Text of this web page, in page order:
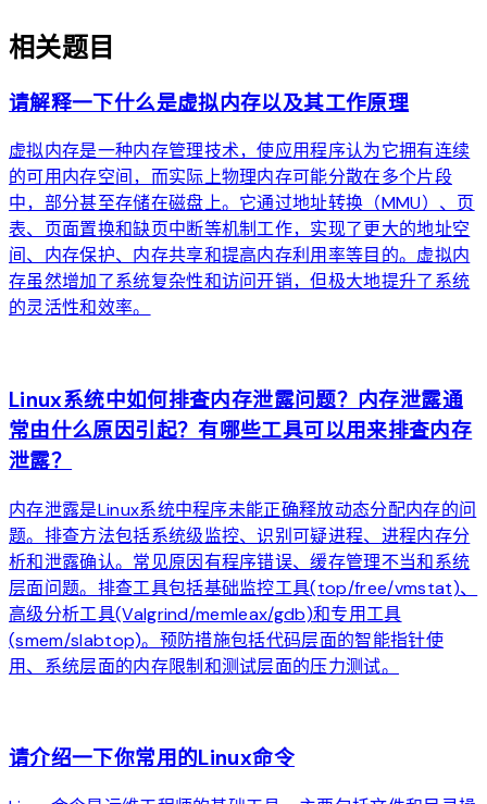
相关题目
请解释一下什么是虚拟内存以及其工作原理
虚拟内存是一种内存管理技术，使应用程序认为它拥有连续
的可用内存空间，而实际上物理内存可能分散在多个片段
中，部分甚至存储在磁盘上。它通过地址转换（MMU）、页
表、页面置换和缺页中断等机制工作，实现了更大的地址空
间、内存保护、内存共享和提高内存利用率等目的。虚拟内
存虽然增加了系统复杂性和访问开销，但极大地提升了系统
的灵活性和效率。
Linux系统中如何排查内存泄露问题？内存泄露通
常由什么原因引起？有哪些工具可以用来排查内存
泄露？
内存泄露是Linux系统中程序未能正确释放动态分配内存的问
题。排查方法包括系统级监控、识别可疑进程、进程内存分
析和泄露确认。常见原因有程序错误、缓存管理不当和系统
层面问题。排查工具包括基础监控工具(top/free/vmstat)、
高级分析工具(Valgrind/memleax/gdb)和专用工具
(smem/slabtop)。预防措施包括代码层面的智能指针使
用、系统层面的内存限制和测试层面的压力测试。
请介绍一下你常用的Linux命令